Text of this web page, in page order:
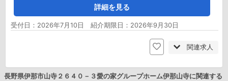
詳細を見る
受付日：2026年7月10日 紹介期限日：2026年9月30日
関連求人
長野県伊那市山寺２６４０－３愛の家グループホーム伊那山寺に関連する